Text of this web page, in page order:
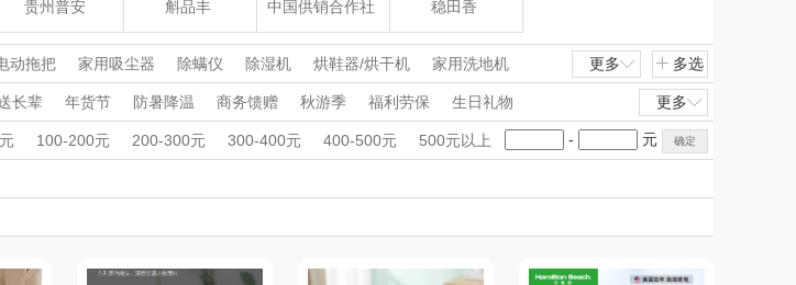
贵州普安 斛品丰 中国供销合作社 稳田香
二十四至 豆客兴 小牛笨笨 象熊霍尔
地球第三极 客家往事 萌薯缘 高伏嶂
神农唛 黔玉超 贵牌 三山谷
动拖把 家用吸尘器 除螨仪 除湿机 烘鞋器/烘干机
家用洗地机
机/电熨斗
更多 多选
长辈 年货节 防暑降温 商务馈赠 秋游季 福利劳保
生日礼物
学季礼品 毕业季礼品 开门红专区 伴手礼盒 会议礼品
国潮文创
案例 珠宝礼品 酒店旅游 高校礼品 女神节 奶企礼品
银行礼品
产礼品 汽车礼品 进店礼 情人节 七夕节 建党节 圣诞节
教师节
军节 护士节 重阳节
更多
100-200元 200-300元 300-400元 400-500元 500元以上 - 元